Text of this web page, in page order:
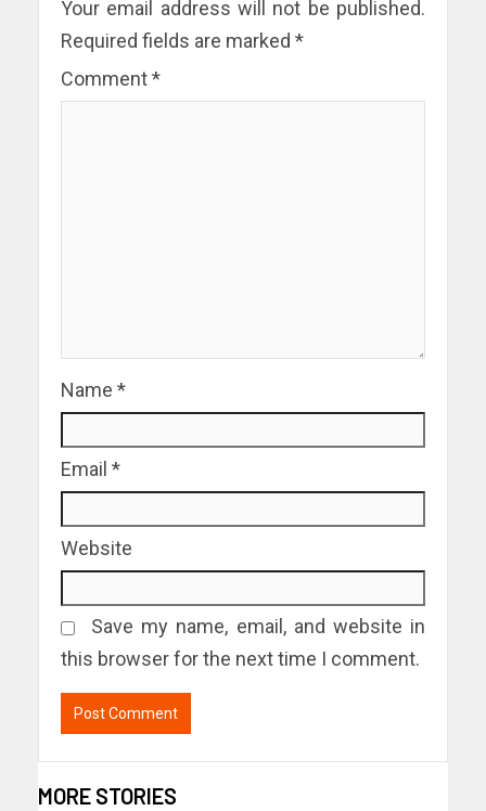
Your email address will not be published.
Required fields are marked *
Comment*
Name *
Email *
Website
Save my name, email, and website in
this browser for the next time I comment.
MORE STORIES